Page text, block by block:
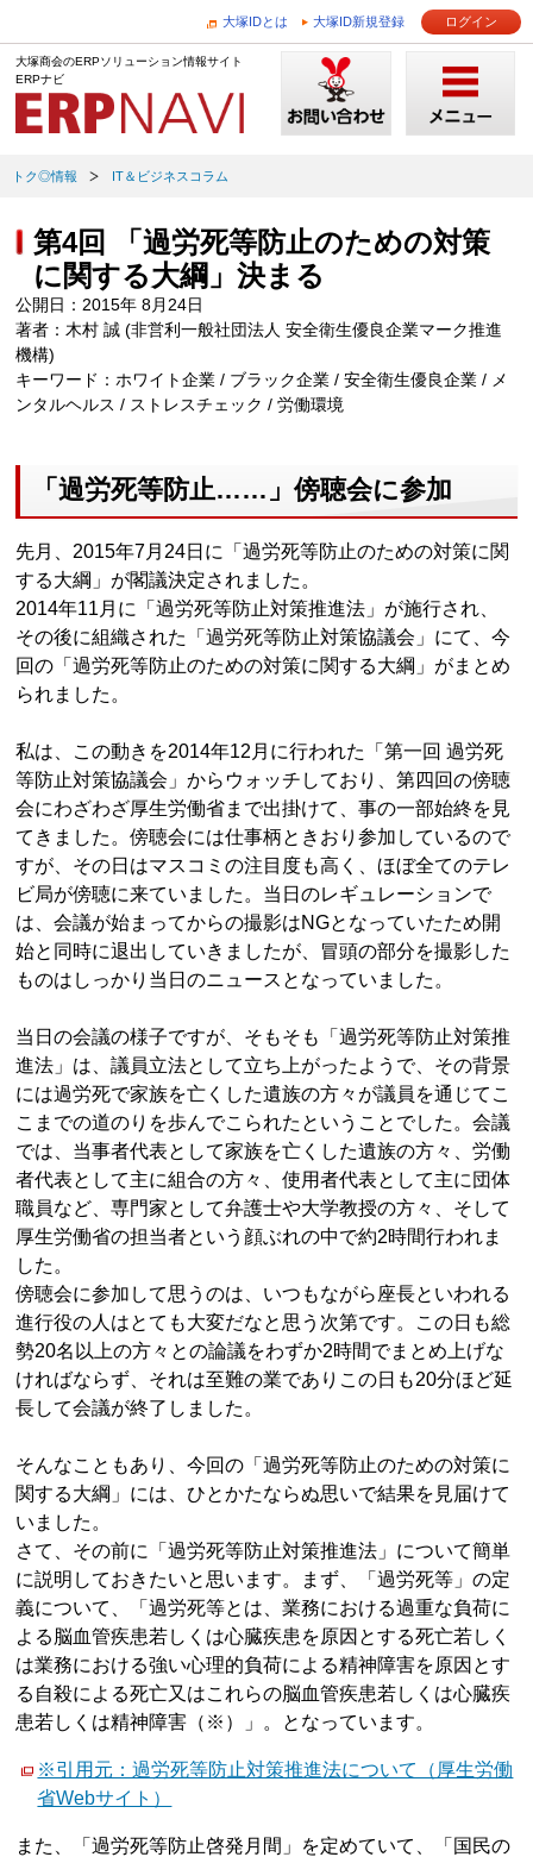
大塚IDとは 大塚ID新規登録 ログイン
大塚商会のERPソリューション情報サイト
ERPナビ
トク◎情報 IT＆ビジネスコラム
第4回 「過労死等防止のための対策
に関する大綱」決まる
公開日：2015年 8月24日
著者：木村 誠 (非営利一般社団法人 安全衛生優良企業マーク推進
機構)
キーワード：ホワイト企業 / ブラック企業 / 安全衛生優良企業 / メ
ンタルヘルス / ストレスチェック / 労働環境
「過労死等防止……」傍聴会に参加
先月、2015年7月24日に「過労死等防止のための対策に関
する大綱」が閣議決定されました。
2014年11月に「過労死等防止対策推進法」が施行され、
その後に組織された「過労死等防止対策協議会」にて、今
回の「過労死等防止のための対策に関する大綱」がまとめ
られました。
私は、この動きを2014年12月に行われた「第一回 過労死
等防止対策協議会」からウォッチしており、第四回の傍聴
会にわざわざ厚生労働省まで出掛けて、事の一部始終を見
てきました。傍聴会には仕事柄ときおり参加しているので
すが、その日はマスコミの注目度も高く、ほぼ全てのテレ
ビ局が傍聴に来ていました。当日のレギュレーションで
は、会議が始まってからの撮影はNGとなっていたため開
始と同時に退出していきましたが、冒頭の部分を撮影した
ものはしっかり当日のニュースとなっていました。
当日の会議の様子ですが、そもそも「過労死等防止対策推
進法」は、議員立法として立ち上がったようで、その背景
には過労死で家族を亡くした遺族の方々が議員を通じてこ
こまでの道のりを歩んでこられたということでした。会議
では、当事者代表として家族を亡くした遺族の方々、労働
者代表として主に組合の方々、使用者代表として主に団体
職員など、専門家として弁護士や大学教授の方々、そして
厚生労働省の担当者という顔ぶれの中で約2時間行われま
した。
傍聴会に参加して思うのは、いつもながら座長といわれる
進行役の人はとても大変だなと思う次第です。この日も総
勢20名以上の方々との論議をわずか2時間でまとめ上げな
ければならず、それは至難の業でありこの日も20分ほど延
長して会議が終了しました。
そんなこともあり、今回の「過労死等防止のための対策に
関する大綱」には、ひとかたならぬ思いで結果を見届けて
いました。
さて、その前に「過労死等防止対策推進法」について簡単
に説明しておきたいと思います。まず、「過労死等」の定
義について、「過労死等とは、業務における過重な負荷に
よる脳血管疾患若しくは心臓疾患を原因とする死亡若しく
は業務における強い心理的負荷による精神障害を原因とす
る自殺による死亡又はこれらの脳血管疾患若しくは心臓疾
患若しくは精神障害（※）」。となっています。
※引用元：過労死等防止対策推進法について（厚生労働
省Webサイト）
また、「過労死等防止啓発月間」を定めていて、「国民の